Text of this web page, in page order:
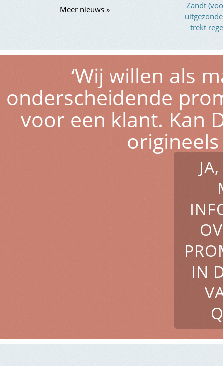
Meer nieuws »
Zandt
trekt
‘Wij willen als
onderscheidende
voor een klant. Kan
origineels
IN